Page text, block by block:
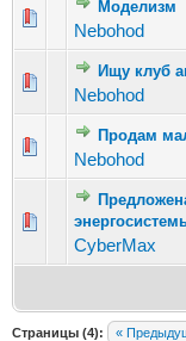
Моделизм
Nebohod
Голосов: 13 - 1
Ищу клуб
Nebohod
Голосов: 16 - 12
Продам
Nebohod
Голосов: 12 - 12
CyberMax
Голосов: 17 - 12
Страницы (4): «